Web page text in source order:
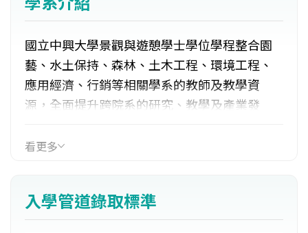
國立中興大學景觀與遊憩學士學位學程整合園
藝、水土保持、森林、土木工程、環境工程、
應用經濟、行銷等相關學系的教師及教學資
源，全面提升跨院系的研究、教學及產業發
基礎理論講授及技能養成，兼備景觀與遊憩管
力。並深根培育π型人才，讓學生都需具備雙專
長（雙主修或輔系），以在競爭激烈的新時
看更多
入學管道錄取標準